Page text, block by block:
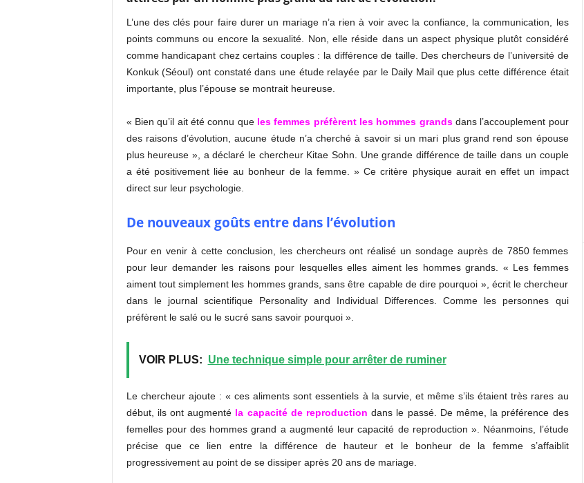
L’une des clés pour faire durer un mariage n’a rien à voir avec la confiance, la communication, les
points communs ou encore la sexualité. Non, elle réside dans un aspect physique plutôt considéré
comme handicapant chez certains couples : la différence de taille. Des chercheurs de l’université de
Konkuk (Séoul) ont constaté dans une étude relayée par le Daily Mail que plus cette différence était
importante, plus l’épouse se montrait heureuse.
« Bien qu’il ait été connu que les femmes préfèrent les hommes grandsdans l’accouplement pour
des raisons d’évolution, aucune étude n’a cherché à savoir si un mari plus grand rend son épouse
plus heureuse », a déclaré le chercheur Kitae Sohn. Une grande différence de taille dans un couple
a été positivement liée au bonheur de la femme. » Ce critère physique aurait en effet un impact
direct sur leur psychologie.
De nouveaux goûts entre dans l’évolution
Pour en venir à cette conclusion, les chercheurs ont réalisé un sondage auprès de 7850 femmes
pour leur demander les raisons pour lesquelles elles aiment les hommes grands. « Les femmes
aiment tout simplement les hommes grands, sans être capable de dire pourquoi », écrit le chercheur
dans le journal scientifique Personality and Individual Differences. Comme les personnes qui
préfèrent le salé ou le sucré sans savoir pourquoi ».
VOIR PLUS: Une technique simple pour arrêter de ruminer
Le chercheur ajoute : « ces aliments sont essentiels à la survie, et même s’ils étaient très rares au
début, ils ont augmenté la capacité de reproduction dans le passé. De même, la préférence des
femelles pour des hommes grand a augmenté leur capacité de reproduction ». Néanmoins, l’étude
précise que ce lien entre la différence de hauteur et le bonheur de la femme s’affaiblit
progressivement au point de se dissiper après 20 ans de mariage.